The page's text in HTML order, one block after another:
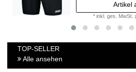
Artikel
* inkl. ges. MwSt.
TOP-SELLER
Alle ansehen